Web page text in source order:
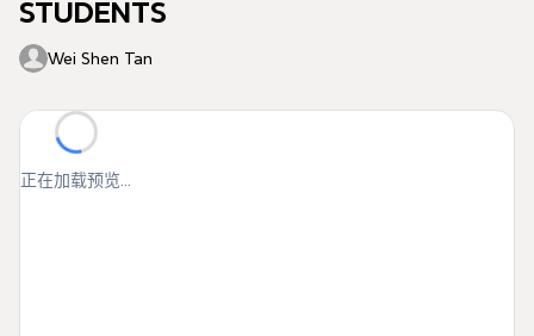
STUDENTS
Wei Shen Tan
正在加载预览...